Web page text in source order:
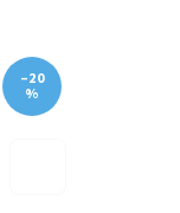
–20
%